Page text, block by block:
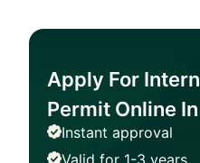
Apply For
Permit Online
Instant approval
Valid for 1-3 years